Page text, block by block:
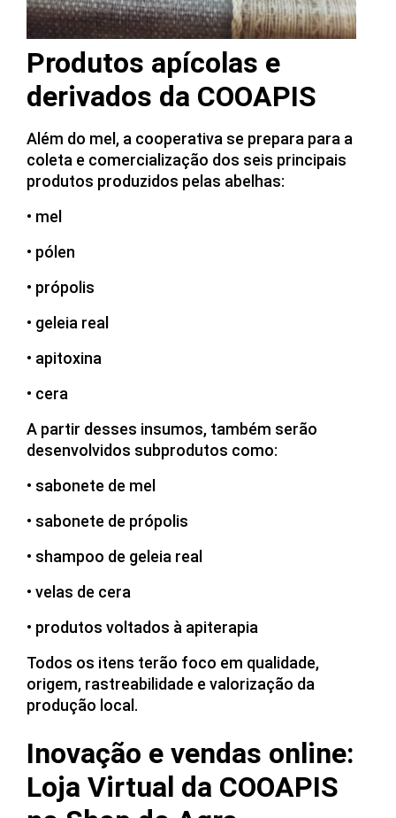
Produtos apícolas e
derivados da COOAPIS
Além do mel, a cooperativa se prepara para a
coleta e comercialização dos seis principais
produtos produzidos pelas abelhas:
• mel
• pólen
• própolis
• geleia real
• apitoxina
• cera
A partir desses insumos, também serão
desenvolvidos subprodutos como:
• sabonete de mel
• sabonete de própolis
• shampoo de geleia real
• velas de cera
• produtos voltados à apiterapia
Todos os itens terão foco em qualidade,
origem, rastreabilidade e valorização da
produção local.
Inovação e vendas online:
Loja Virtual da COOAPIS